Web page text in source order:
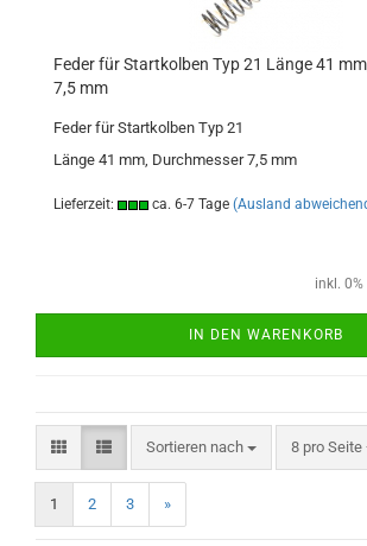
Feder für Startkolben Typ 21 Länge 41
7,5 mm
Feder für Startkolben Typ 21
Länge 41 mm, Durchmesser 7,5 mm
Lieferzeit: ca. 6-7 Tage (Ausland
inkl.
IN DEN WARENKORB
Sortieren nach
Sortieren nach 8 pro Seite
pro Seite
1 2 3 »